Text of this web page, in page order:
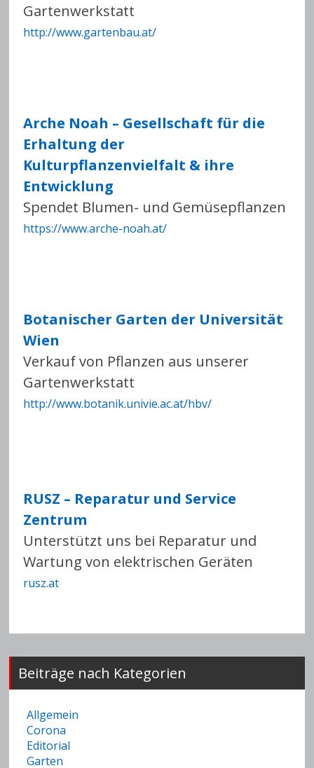
Gartenwerkstatt
http://www.gartenbau.at/
Arche Noah – Gesellschaft für die
Erhaltung der
Kulturpflanzenvielfalt & ihre
Entwicklung
Spendet Blumen- und Gemüsepflanzen
https://www.arche-noah.at/
Botanischer Garten der Universität
Wien
Verkauf von Pflanzen aus unserer
Gartenwerkstatt
http://www.botanik.univie.ac.at/hbv/
RUSZ – Reparatur und Service
Zentrum
Unterstützt uns bei Reparatur und
Wartung von elektrischen Geräten
rusz.at
Beiträge nach Kategorien
Allgemein
Corona
Editorial
Garten